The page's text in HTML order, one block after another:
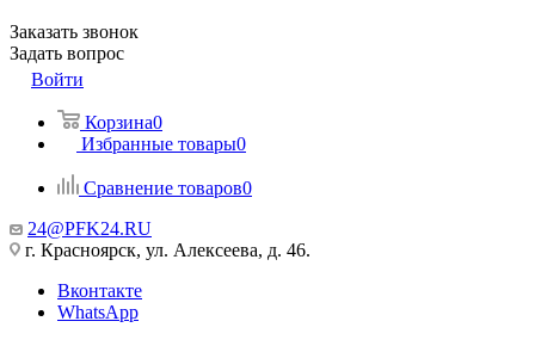
Заказать звонок
Задать вопрос
Войти
Корзина0
Избранные товары0
Сравнение товаров0
24@PFK24.RU
г. Красноярск, ул. Алексеева, д. 46.
Вконтакте
WhatsApp